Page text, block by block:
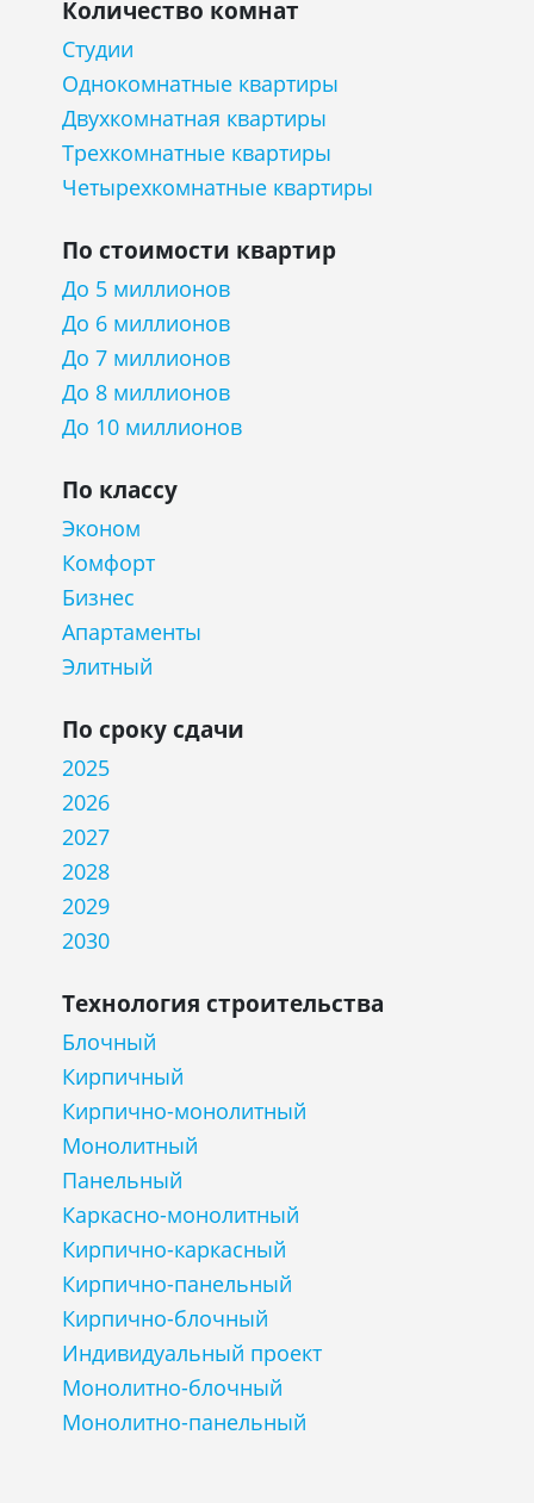
Количество комнат
Студии
Однокомнатные квартиры
Двухкомнатная квартиры
Трехкомнатные квартиры
Четырехкомнатные квартиры
По стоимости квартир
До 5 миллионов
До 6 миллионов
До 7 миллионов
До 8 миллионов
До 10 миллионов
По классу
Эконом
Комфорт
Бизнес
Апартаменты
Элитный
По сроку сдачи
2025
2026
2027
2028
2029
2030
Технология строительства
Блочный
Кирпичный
Кирпично-монолитный
Монолитный
Панельный
Каркасно-монолитный
Кирпично-каркасный
Кирпично-панельный
Кирпично-блочный
Индивидуальный проект
Монолитно-блочный
Монолитно-панельный